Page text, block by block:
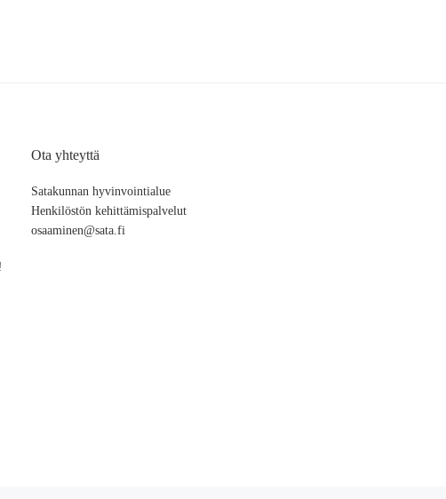
Ota yhteyttä
Satakunnan hyvinvointialue
Henkilöstön kehittämispalvelut
osaaminen@sata.fi